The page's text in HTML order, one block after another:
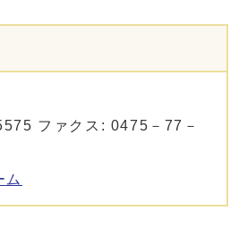
ファクス: 0475－77－
ム